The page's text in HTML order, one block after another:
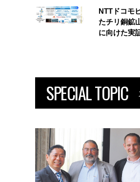
NTTドコモ
たチリ銅鉱
に向けた実
SPECIAL TOPIC